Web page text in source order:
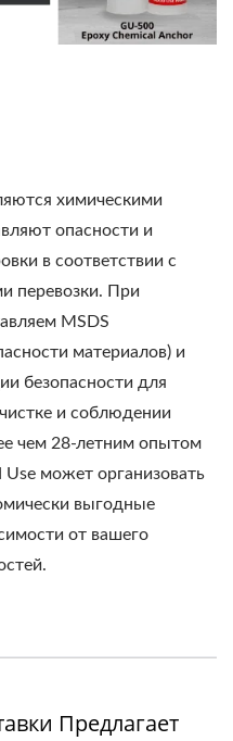
химическими
опасности и
в соответствии с
перевозки. При
MSDS
материалов) и
безопасности для
и соблюдении
чем 28-летним опытом
Use может организовать
выгодные
от вашего
Предлагает